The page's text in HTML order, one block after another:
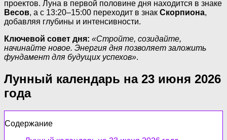
проектов. Луна в первой половине дня находится в знаке
Весов, а с 13:20–15:00 переходит в знак Скорпиона,
добавляя глубины и интенсивности.
Ключевой совет дня: «Стройте, созидайте,
начинайте новое. Энергия дня позволяет заложить
фундамент для будущих успехов».
Лунный календарь на 23 июня 2026
года
Содержание